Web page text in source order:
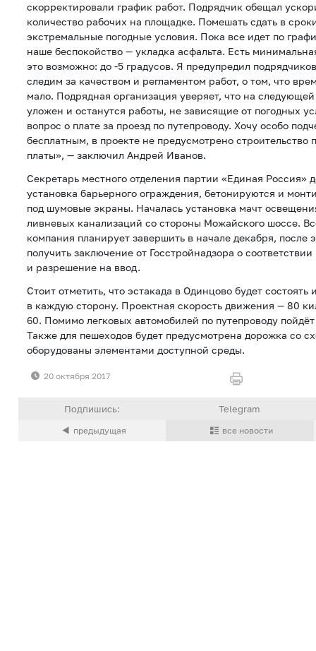
скорректировали график работ. Подрядчик обещал
количество рабочих на площадке. Помешать сдать в
экстремальные погодные условия. Пока все идет по
наше беспокойство — укладка асфальта. Есть
это возможно: до -5 градусов. Я предупредил
следим за качеством и регламентом работ, о том, что
мало. Подрядная организация уверяет, что на следующей
уложен и останутся работы, не зависящие от погодных
вопрос о плате за проезд по путепроводу. Хочу особо
бесплатным, в проекте не предусмотрено строительство
платы», — заключил Андрей Иванов.
Секретарь местного отделения партии «Единая Россия»
установка барьерного ограждения, бетонируются и
под шумовые экраны. Началась установка мачт
ливневых канализаций со стороны Можайского шоссе.
компания планирует завершить в начале декабря, после
получить заключение от Госстройнадзора о
и разрешение на ввод.
Стоит отметить, что эстакада в Одинцово будет состоять
в каждую сторону. Проектная скорость движения — 80
60. Помимо легковых автомобилей по путепроводу
Также для пешеходов будет предусмотрена дорожка со
оборудованы элементами доступной среды.
20 октября 2017